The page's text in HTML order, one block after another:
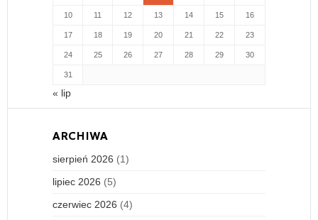
10 11 12 13 14 15 16
17 18 19 20 21 22 23
24 25 26 27 28 29 30
31
« lip
ARCHIWA
sierpień 2026 (1)
lipiec 2026 (5)
czerwiec 2026 (4)